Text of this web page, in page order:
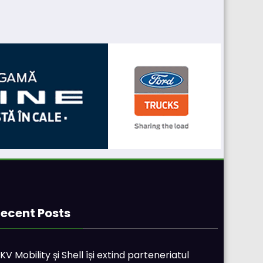
Posts
Mobility și Shell își extind parteneriatul